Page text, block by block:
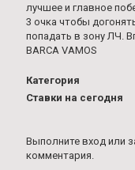
лучшее и главное
3 очка чтобы
попадать в зону ЛЧ.
BARCA VAMOS
Категория
Ставки на сегодня
Выполните вход или
комментария.